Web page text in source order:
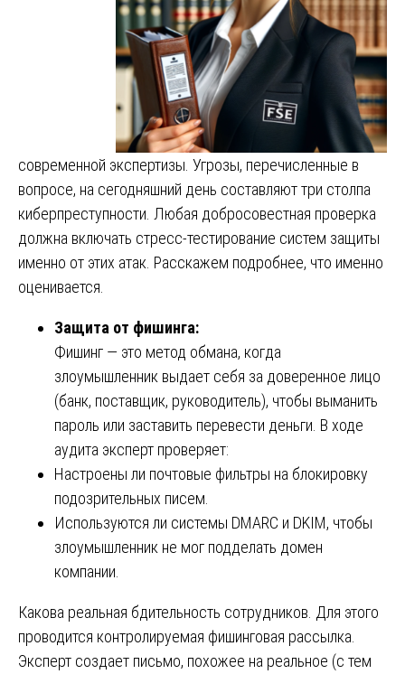
современной экспертизы. Угрозы, перечисленные в
вопросе, на сегодняшний день составляют три столпа
киберпреступности. Любая добросовестная проверка
должна включать стресс-тестирование систем защиты
именно от этих атак. Расскажем подробнее, что именно
оценивается.
Защита от фишинга:
Фишинг — это метод обмана, когда
злоумышленник выдает себя за доверенное лицо
(банк, поставщик, руководитель), чтобы выманить
пароль или заставить перевести деньги. В ходе
аудита эксперт проверяет:
Настроены ли почтовые фильтры на блокировку
подозрительных писем.
Используются ли системы DMARC и DKIM, чтобы
злоумышленник не мог подделать домен
компании.
Какова реальная бдительность сотрудников. Для этого
проводится контролируемая фишинговая рассылка.
Эксперт создает письмо, похожее на реальное (с тем